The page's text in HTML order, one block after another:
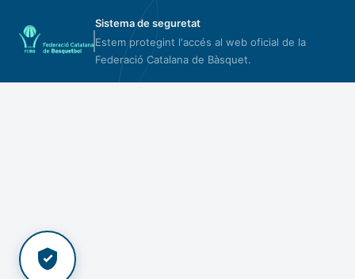
Sistema de seguretat
Estem protegint l'accés al web oficial de la
Federació Catalana de Bàsquet.